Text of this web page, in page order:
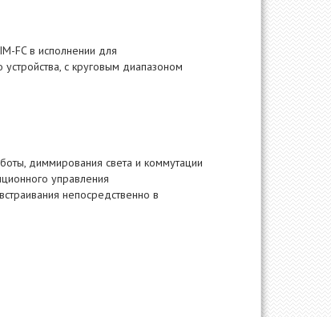
FC в исполнении для
с круговым диапазоном
диммирования света и коммутации
управления
непосредственно в